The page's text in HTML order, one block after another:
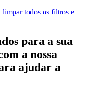
limpar todos os filtros e
para a sua
a nossa
ajudar a